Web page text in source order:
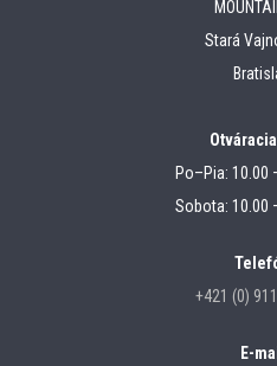
Stará
Po–Pia: 10.00
Sobota: 10.00
+421 (0)
E-